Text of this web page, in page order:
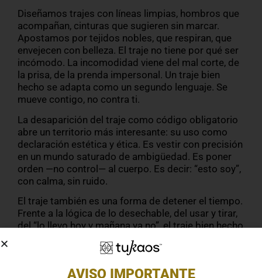
Diseñamos trajes con líneas limpias, hombros que
acompañan, cinturas que sugieren sin marcar.
Apostamos por tejidos nobles, que respiran, que
envejecen con belleza. El traje no tiene por qué ser
incómodo. La incomodidad viene del mal corte, de
la prisa, de la prenda impersonal. Un traje bien
hecho se adapta como un segundo lenguaje. Se
mueve contigo, no contra ti.
La desaparición del traje como código obligatorio
abre un territorio más interesante: su uso como
declaración estética y ética. Es vestir con precisión
en un mundo saturado de ambigüedad. Es poner
orden —no control— al cuerpo. Es decir: “esto soy”,
con calma, sin ruido.
El traje también es una forma de detener el tiempo.
Frente a la lógica de lo desechable, del usar y tirar,
del “lo llevo hoy y mañana ya no”, el traje bien hecho
permanece. No sigue modas: las observa, las filtra,
y sigue su camino. Lo heredas. Lo arreglas. Lo
AVISO IMPORTANTE